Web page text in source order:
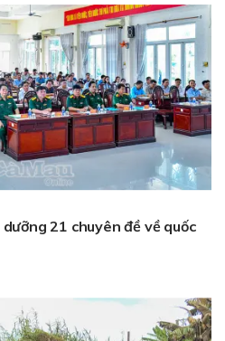
21 chuyên đề về quốc